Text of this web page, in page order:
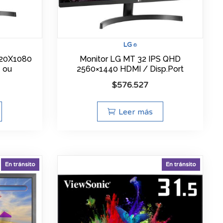
ou
LG®
Monitor LG MT 32 IPS QHD
2560×1440 HDMI / Disp.Port
$576.527
Leer más
En tránsito En tránsito